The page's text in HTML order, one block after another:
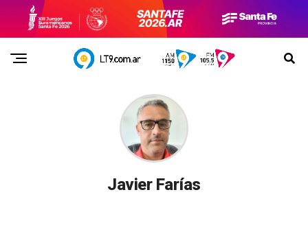
Javier Farías